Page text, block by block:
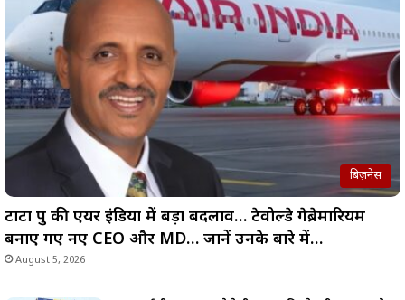
बिज़नेस
टाटा ग्रुप की एयर इंडिया में बड़ा बदलाव… टेवोल्डे गेब्रेमारियम
बनाए गए नए CEO और MD… जानें उनके बारे में…
August 5, 2026